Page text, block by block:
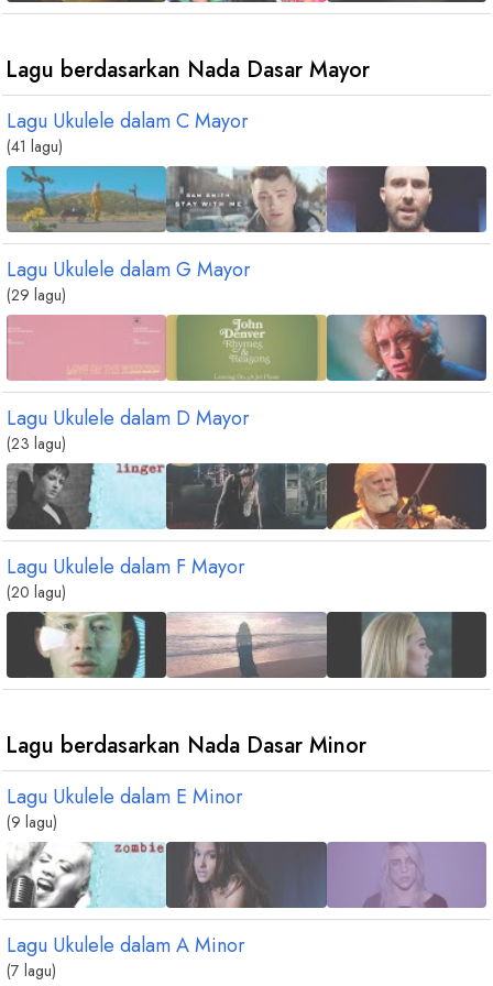
chord
chord chordchord
chord
A m
chord
8
D m7
Lagu berdasarkan Nada Dasar Mayor
Lagu Ukulele dalamCMayor
(41 lagu)
Lagu Ukulele dalamG Mayor
(29 lagu)
Lagu Ukulele dalam D Mayor
(23 lagu)
Lagu Ukulele dalam FMayor
(20 lagu)
Lagu berdasarkan Nada Dasar Minor
Lagu Ukulele dalam E Minor
(9 lagu)
Lagu Ukulele dalamAMinor
(7 lagu)